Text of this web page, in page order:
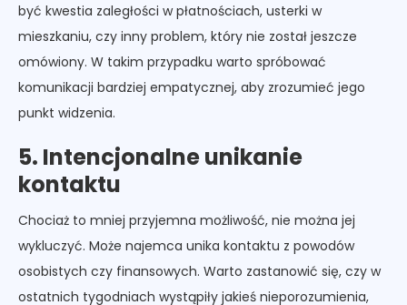
być kwestia zaległości w płatnościach, usterki w
mieszkaniu, czy inny problem, który nie został jeszcze
omówiony. W takim przypadku warto spróbować
komunikacji bardziej empatycznej, aby zrozumieć jego
punkt widzenia.
5. Intencjonalne unikanie
kontaktu
Chociaż to mniej przyjemna możliwość, nie można jej
wykluczyć. Może najemca unika kontaktu z powodów
osobistych czy finansowych. Warto zastanowić się, czy w
ostatnich tygodniach wystąpiły jakieś nieporozumienia,